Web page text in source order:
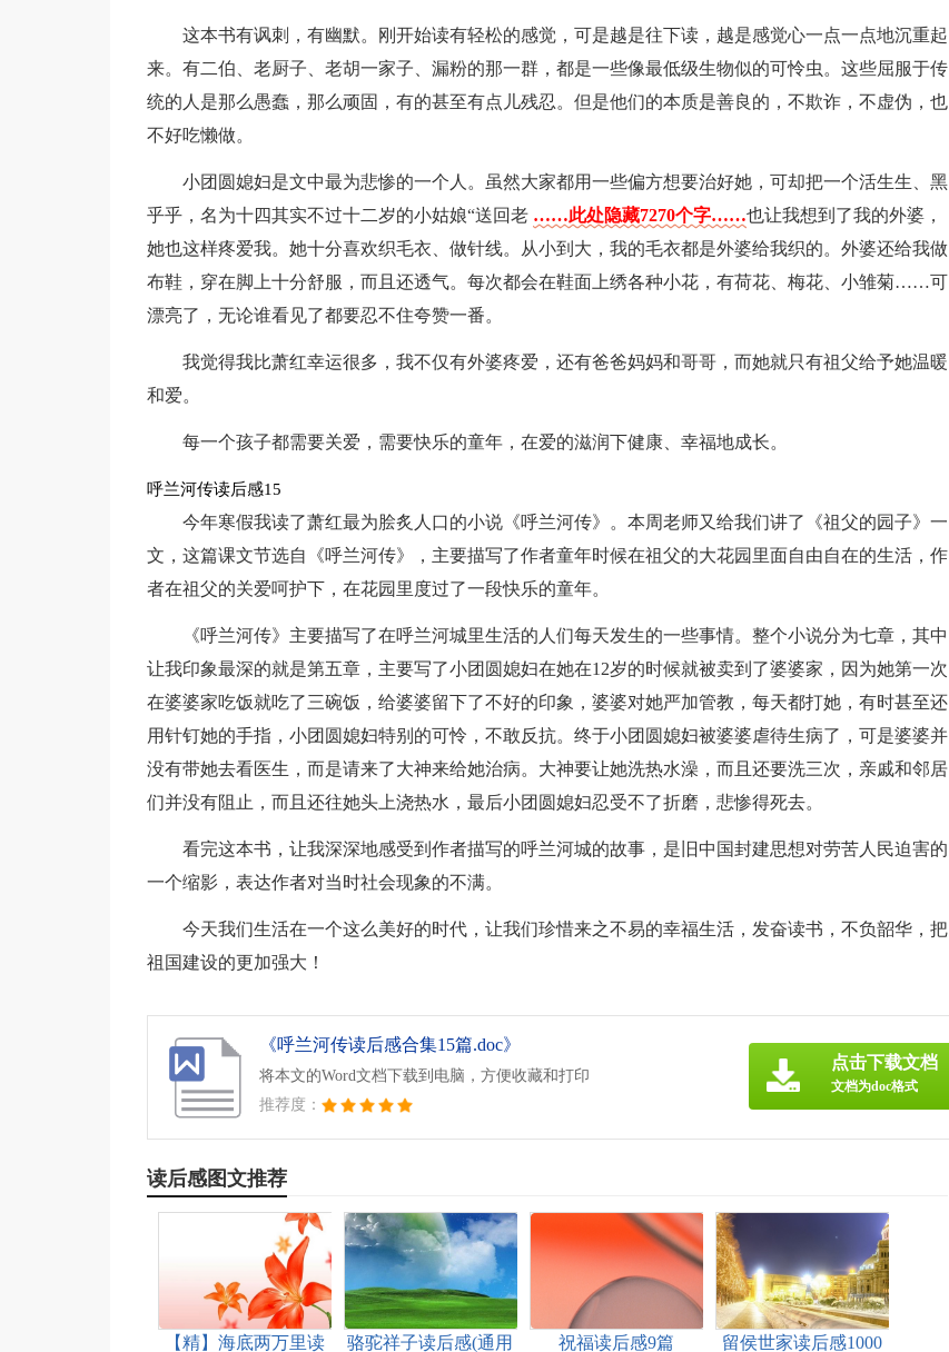
这本书有讽刺，有幽默。刚开始读有轻松的感觉，可是越是往下读，越是感觉心一点一点地沉重起
来。有二伯、老厨子、老胡一家子、漏粉的那一群，都是一些像最低级生物似的可怜虫。这些屈服于传
统的人是那么愚蠢，那么顽固，有的甚至有点儿残忍。但是他们的本质是善良的，不欺诈，不虚伪，也
不好吃懒做。
小团圆媳妇是文中最为悲惨的一个人。虽然大家都用一些偏方想要治好她，可却把一个活生生、黑
乎乎，名为十四其实不过十二岁的小姑娘“送回老 ……此处隐藏7270个字……也让我想到了我的外婆，
她也这样疼爱我。她十分喜欢织毛衣、做针线。从小到大，我的毛衣都是外婆给我织的。外婆还给我做
布鞋，穿在脚上十分舒服，而且还透气。每次都会在鞋面上绣各种小花，有荷花、梅花、小雏菊……可
漂亮了，无论谁看见了都要忍不住夸赞一番。
我觉得我比萧红幸运很多，我不仅有外婆疼爱，还有爸爸妈妈和哥哥，而她就只有祖父给予她温暖
和爱。
每一个孩子都需要关爱，需要快乐的童年，在爱的滋润下健康、幸福地成长。
呼兰河传读后感15
今年寒假我读了萧红最为脍炙人口的小说《呼兰河传》。本周老师又给我们讲了《祖父的园子》一
文，这篇课文节选自《呼兰河传》，主要描写了作者童年时候在祖父的大花园里面自由自在的生活，作
者在祖父的关爱呵护下，在花园里度过了一段快乐的童年。
《呼兰河传》主要描写了在呼兰河城里生活的人们每天发生的一些事情。整个小说分为七章，其中
让我印象最深的就是第五章，主要写了小团圆媳妇在她在12岁的时候就被卖到了婆婆家，因为她第一次
在婆婆家吃饭就吃了三碗饭，给婆婆留下了不好的印象，婆婆对她严加管教，每天都打她，有时甚至还
用针钉她的手指，小团圆媳妇特别的可怜，不敢反抗。终于小团圆媳妇被婆婆虐待生病了，可是婆婆并
没有带她去看医生，而是请来了大神来给她治病。大神要让她洗热水澡，而且还要洗三次，亲戚和邻居
们并没有阻止，而且还往她头上浇热水，最后小团圆媳妇忍受不了折磨，悲惨得死去。
看完这本书，让我深深地感受到作者描写的呼兰河城的故事，是旧中国封建思想对劳苦人民迫害的
一个缩影，表达作者对当时社会现象的不满。
今天我们生活在一个这么美好的时代，让我们珍惜来之不易的幸福生活，发奋读书，不负韶华，把
祖国建设的更加强大！
《呼兰河传读后感合集15篇.doc》
将本文的Word文档下载到电脑，方便收藏和打印
推荐度：
点击下载文档
文档为doc格式
读后感图文推荐
【精】海底两万里读 骆驼祥子读后感(通用 祝福读后感9篇 留侯世家读后感1000